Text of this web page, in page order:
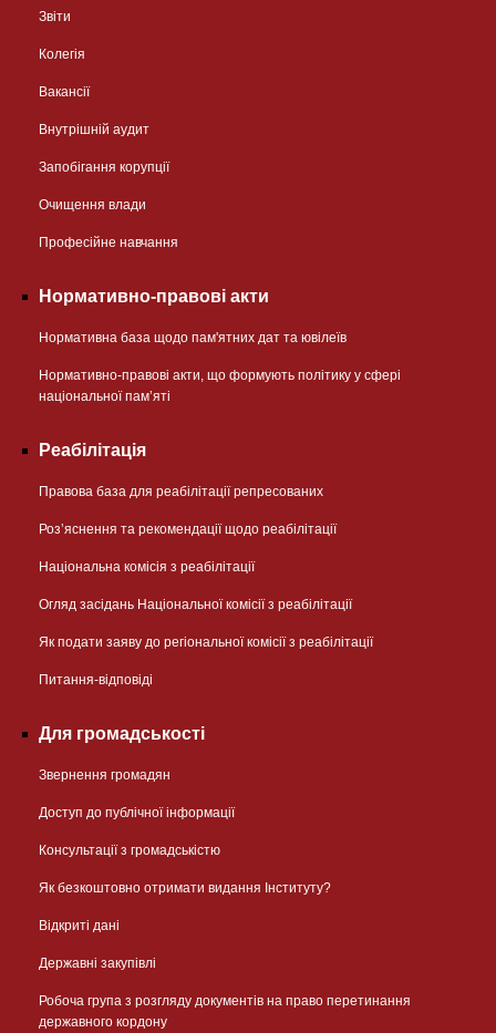
Звіти
Колегія
Вакансії
Внутрішній аудит
Запобігання корупції
Очищення влади
Професійне навчання
Нормативно-правові акти
Нормативна база щодо пам'ятних дат та ювілеїв
Нормативно-правові акти, що формують політику у сфері
національної памʼяті
Реабілітація
Правова база для реабілітації репресованих
Розʼяснення та рекомендації щодо реабілітації
Національна комісія з реабілітації
Огляд засідань Національної комісії з реабілітації
Як подати заяву до регіональної комісії з реабілітації
Питання-відповіді
Для громадськості
Звернення громадян
Доступ до публічної інформації
Консультації з громадськістю
Як безкоштовно отримати видання Інституту?
Відкриті дані
Державні закупівлі
Робоча група з розгляду документів на право перетинання
державного кордону